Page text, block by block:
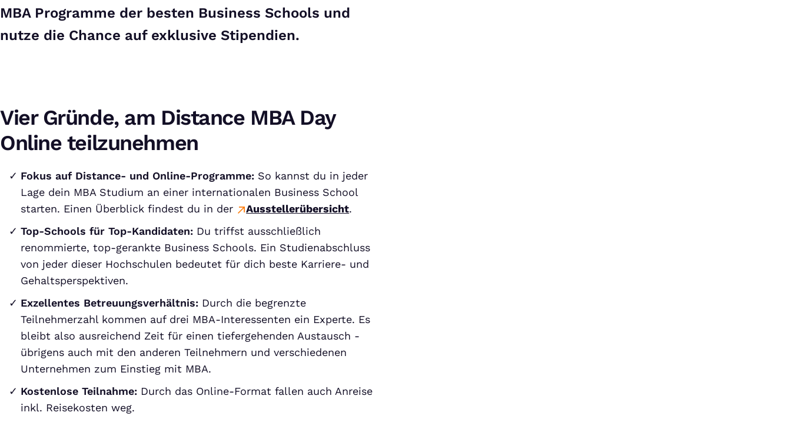
MBA Programme der besten Business Schools und
nutze die Chance auf exklusive Stipendien.
Vier Gründe, am Distance MBA Day
Online teilzunehmen
Fokus auf Distance- und Online-Programme: So kannst du in jeder
Lage dein MBA Studium an einer internationalen Business School
starten. Einen Überblick findest du in der
Ausstellerübersicht.
Top-Schools für Top-Kandidaten: Du triffst ausschließlich
renommierte, top-gerankte Business Schools. Ein Studienabschluss
von jeder dieser Hochschulen bedeutet für dich beste Karriere- und
Gehaltsperspektiven.
Exzellentes Betreuungsverhältnis: Durch die begrenzte
Teilnehmerzahl kommen auf drei MBA-Interessenten ein Experte. Es
bleibt also ausreichend Zeit für einen tiefergehenden Austausch -
übrigens auch mit den anderen Teilnehmern und verschiedenen
Unternehmen zum Einstieg mit MBA.
Kostenlose Teilnahme: Durch das Online-Format fallen auch Anreise
inkl. Reisekosten weg.